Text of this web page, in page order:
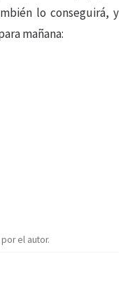
lo conseguirá, y
mañana:
por el autor.